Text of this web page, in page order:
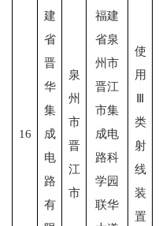
16
建
省
晋
华
集
成
电
路
有
泉
州
市
晋
江
市
福建
省泉
州市
晋江
市集
成电
路科
学园
联华
使
用
Ⅲ
类
射
线
装
置